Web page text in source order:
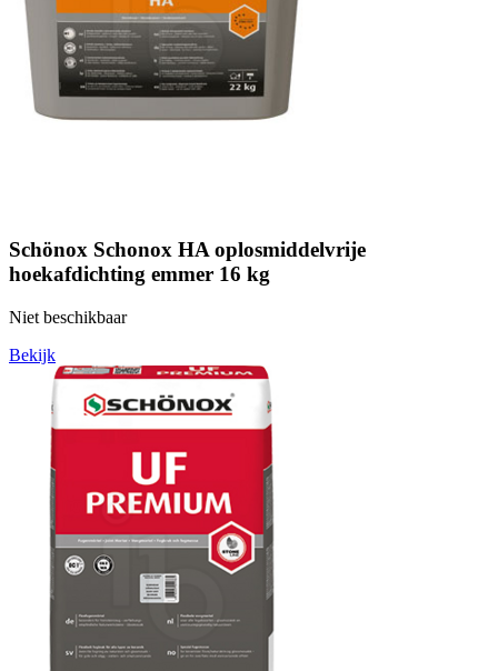
Schönox Schonox HA oplosmiddelvrije
hoekafdichting emmer 16 kg
Niet beschikbaar
Bekijk